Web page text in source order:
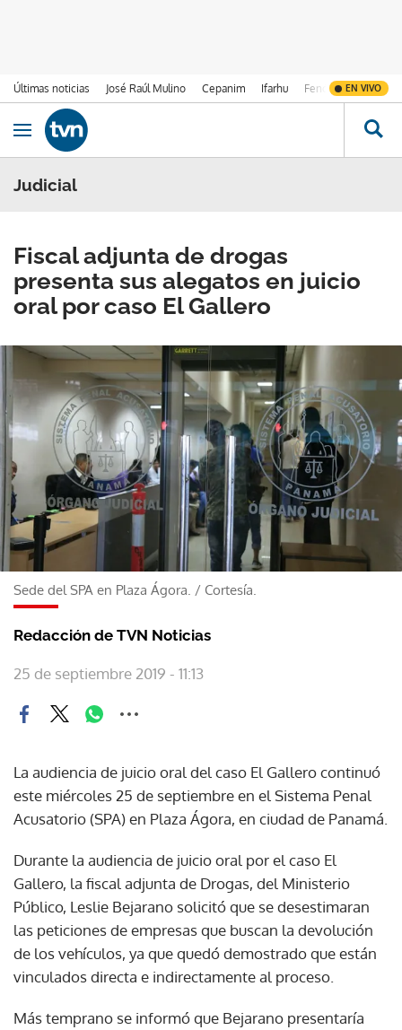
Últimas noticias José Raúl Mulino Cepanim Ifarhu Fenómeno de El
EN VIVO
Ir al contenido
Obrir navegació
Judicial
Fiscal adjunta de drogas
presenta sus alegatos en juicio
oral por caso El Gallero
Sede del SPA en Plaza Ágora. / Cortesía.
Redacción de TVN Noticias
25 de septiembre 2019 - 11:13
La audiencia de juicio oral del caso El Gallero continuó
este miércoles 25 de septiembre en el Sistema Penal
Acusatorio (SPA) en Plaza Ágora, en ciudad de Panamá.
Durante la audiencia de juicio oral por el caso El
Gallero, la fiscal adjunta de Drogas, del Ministerio
Público, Leslie Bejarano solicitó que se desestimaran
las peticiones de empresas que buscan la devolución
de los vehículos, ya que quedó demostrado que están
vinculados directa e indirectamente al proceso.
Más temprano se informó que Bejarano presentaría